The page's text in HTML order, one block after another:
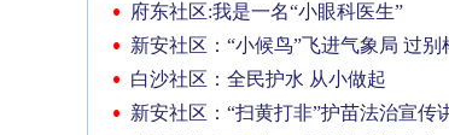
府东社区:我是一名“小眼科医生”
新安社区：“小候鸟”飞进气象局 过别
白沙社区：全民护水 从小做起
新安社区：“扫黄打非”护苗法治宣传